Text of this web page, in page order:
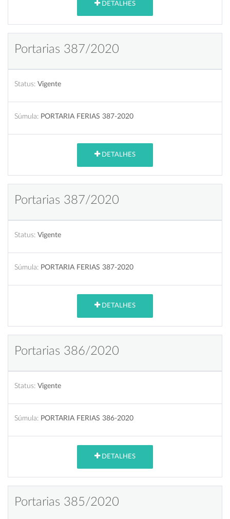
DETALHES
Portarias 387/2020
Status: Vigente
Súmula: PORTARIA FERIAS 387-2020
DETALHES
Portarias 387/2020
Status: Vigente
Súmula: PORTARIA FERIAS 387-2020
DETALHES
Portarias 386/2020
Status: Vigente
Súmula: PORTARIA FERIAS 386-2020
DETALHES
Portarias 385/2020